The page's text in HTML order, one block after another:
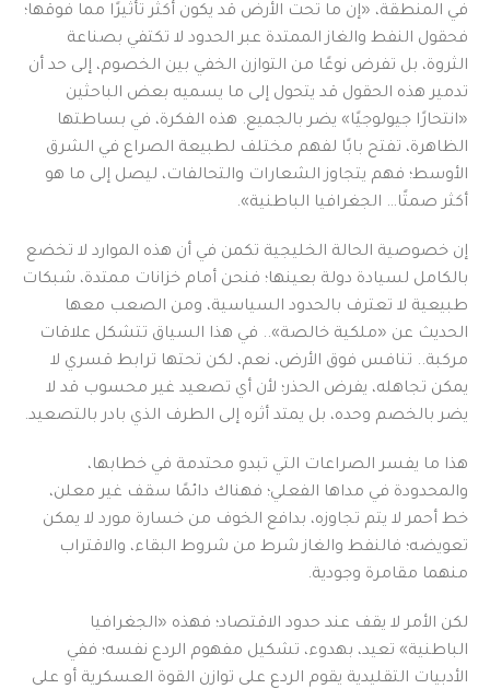
في المنطقة، «إن ما تحت الأرض قد يكون أكثر تأثيرًا مما فوقها؛
فحقول النفط والغاز الممتدة عبر الحدود لا تكتفي بصناعة
الثروة، بل تفرض نوعًا من التوازن الخفي بين الخصوم، إلى حد أن
تدمير هذه الحقول قد يتحول إلى ما يسميه بعض الباحثين
«انتحارًا جيولوجيًا» يضر بالجميع. هذه الفكرة، في بساطتها
الظاهرة، تفتح بابًا لفهم مختلف لطبيعة الصراع في الشرق
الأوسط؛ فهم يتجاوز الشعارات والتحالفات، ليصل إلى ما هو
أكثر صمتًا… الجغرافيا الباطنية».
إن خصوصية الحالة الخليجية تكمن في أن هذه الموارد لا تخضع
بالكامل لسيادة دولة بعينها؛ فنحن أمام خزانات ممتدة، شبكات
طبيعية لا تعترف بالحدود السياسية، ومن الصعب معها
الحديث عن «ملكية خالصة».. في هذا السياق تتشكل علاقات
مركبة.. تنافس فوق الأرض، نعم، لكن تحتها ترابط قسري لا
يمكن تجاهله، يفرض الحذر؛ لأن أي تصعيد غير محسوب قد لا
يضر بالخصم وحده، بل يمتد أثره إلى الطرف الذي بادر بالتصعيد.
هذا ما يفسر الصراعات التي تبدو محتدمة في خطابها،
والمحدودة في مداها الفعلي؛ فهناك دائمًا سقف غير معلن،
خط أحمر لا يتم تجاوزه، بدافع الخوف من خسارة مورد لا يمكن
تعويضه؛ فالنفط والغاز شرط من شروط البقاء، والاقتراب
منهما مقامرة وجودية.
لكن الأمر لا يقف عند حدود الاقتصاد؛ فهذه «الجغرافيا
الباطنية» تعيد، بهدوء، تشكيل مفهوم الردع نفسه؛ ففي
الأدبيات التقليدية يقوم الردع على توازن القوة العسكرية أو على